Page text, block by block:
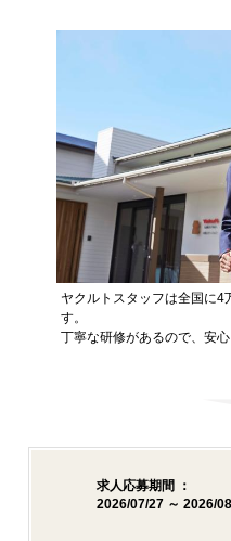
ヤクルトスタッフは全国に
す。
丁寧な研修があるので、安
求人応募期間 ：
2026/07/27 ～ 2026/